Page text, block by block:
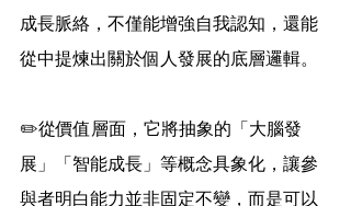
成長脈絡，不僅能增強自我認知，還能
從中提煉出關於個人發展的底層邏輯。
✏️從價值層面，它將抽象的「大腦發
展」「智能成長」等概念具象化，讓參
與者明白能力並非固定不變，而是可以